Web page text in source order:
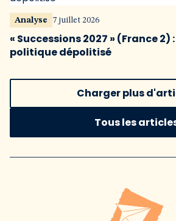
Analyse 7 juillet 2026
« Successions 2027 » (France 2)
politique dépolitisé
Charger plus
Tous les